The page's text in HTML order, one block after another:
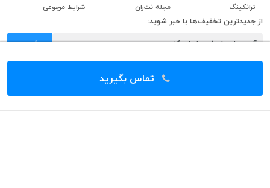
تماس بگیرید
ترانکینگ
مجله نت‌ران
شرایط مرجوعی
از جدیدترین تخفیف‌ها با خبر شوید:
ثبت